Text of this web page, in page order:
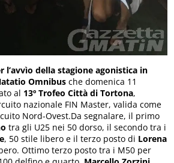
l’avvìo della stagione agonistica in
Omnibus che domenica 11
al 13º Trofeo Città di Tortona,
nazionale FIN Master, valida come
Nord-Ovest.Da segnalare, il primo
tra gli U25 nei 50 dorso, il secondo tra i
, 50 stile libero e il terzo posto di Lorena
Ottimo terzo posto tra i M50 per